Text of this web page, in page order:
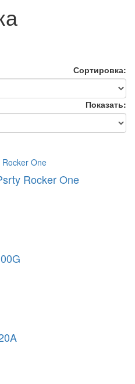
Сортировка:
Показать:
Rocker One